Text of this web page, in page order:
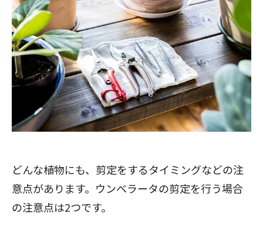
どんな植物にも、剪定をするタイミングなどの注
意点があります。ウンベラータの剪定を行う場合
の注意点は2つです。